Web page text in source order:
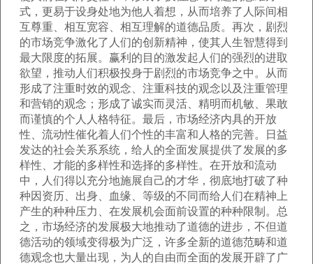
式，更易于设身处地为他人着想，从而培养了人际间相
互尊重、相互宽容、相互理解的道德品质。再次，剧烈
的市场竞争激化了人们的创新精神，使其人生智慧得到
最大限度的拓展。赢利的目的激发起人们的强烈的进取
欲望，推动人们积极投身于剧烈的市场竞争之中。从而
形成了注重时效的观念、注重科技的观念以及注重管理
和营销的观念；形成了诚实而灵活、精明而机敏、果敢
而谨慎的个人人格特征。最后，市场经济内具的开放
性、流动性催化着人们个性的丰富和人格的完善。日益
发达的社会关系系统，给人的全面发展提供了发展的多
样性、才能的多样性和选择的多样性。在开放和流动
中，人们得以充分地施展自己的才华，彻底地打破了种
种因资历、出身、血缘、等级的不同而给人们在精神上
产生的种种压力、在发展机会面前设置的种种限制。总
之，市场经济的发展极大地推动了道德的进步，不但道
德活动的领域变得极为广泛，许多全新的道德范畴和道
德观念也大量出现，为人的自由而全面的发展开辟了广